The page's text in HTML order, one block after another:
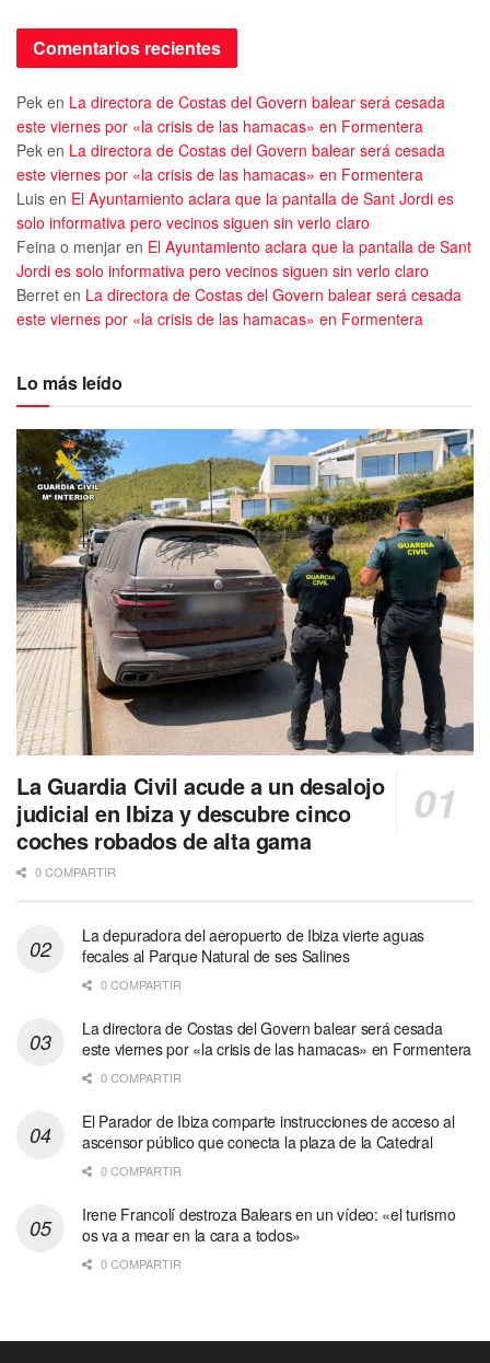
Comentarios recientes
Pek en La directora de Costas del Govern balear será cesada
este viernes por «la crisis de las hamacas» en Formentera
Pek en La directora de Costas del Govern balear será cesada
este viernes por «la crisis de las hamacas» en Formentera
Luis en El Ayuntamiento aclara que la pantalla de Sant Jordi es
solo informativa pero vecinos siguen sin verlo claro
Feina o menjar en El Ayuntamiento aclara que la pantalla de Sant
Jordi es solo informativa pero vecinos siguen sin verlo claro
Berret en La directora de Costas del Govern balear será cesada
este viernes por «la crisis de las hamacas» en Formentera
Lo más leído
La Guardia Civil acude a un desalojo
judicial en Ibiza y descubre cinco
coches robados de alta gama
0 COMPARTIR
La depuradora del aeropuerto de Ibiza vierte aguas
fecales al Parque Natural de ses Salines
0 COMPARTIR
La directora de Costas del Govern balear será cesada
este viernes por «la crisis de las hamacas» en Formentera
0 COMPARTIR
El Parador de Ibiza comparte instrucciones de acceso al
ascensor público que conecta la plaza de la Catedral
0 COMPARTIR
Irene Francolí destroza Balears en un vídeo: «el turismo
os va a mear en la cara a todos»
0 COMPARTIR